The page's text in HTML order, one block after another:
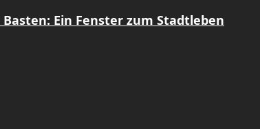
Ein Fenster zum Stadtleben